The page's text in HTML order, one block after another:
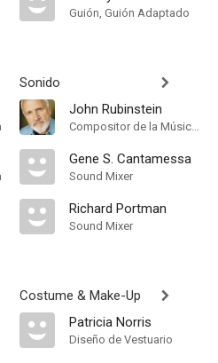
Guión, Guión Adaptado
Sonido
John Rubinstein
Compositor de la Música Original
Gene S. Cantamessa
Sound Mixer
Richard Portman
Sound Mixer
Costume & Make-Up
Patricia Norris
Diseño de Vestuario